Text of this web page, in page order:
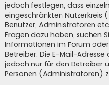
jedoch festlegen, dass
eingeschränkten Nutzerkreis
Benutzer, Administratoren
Fragen dazu haben, suchen
Informationen im Forum
Betreiber. Die E-Mail-Adresse
jedoch nur für den Betreiber
Personen (Administratoren)